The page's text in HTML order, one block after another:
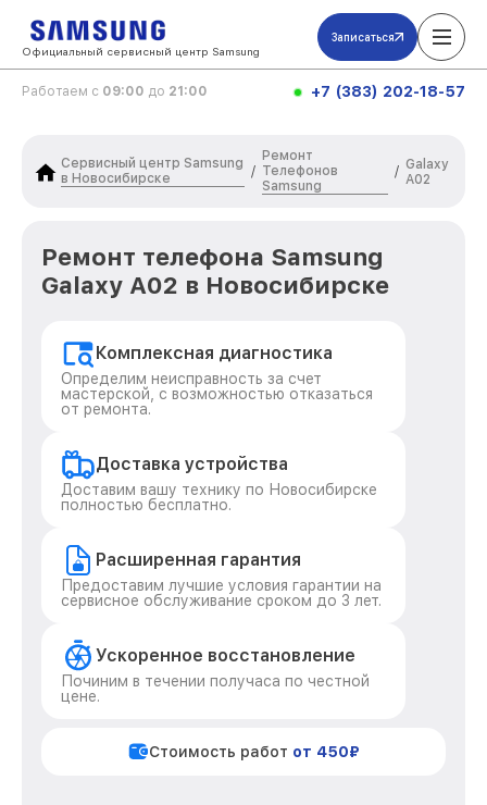
Официальный сервисный центр Samsung
Записаться
Работаем с 09:00 до 21:00 +7 (383) 202-18-57
Сервисный центр Samsung
в Новосибирске
/
Ремонт
Телефонов
Samsung
/ Galaxy
A02
Ремонт телефона Samsung
Galaxy A02 в Новосибирске
Комплексная диагностика
Определим неисправность за счет
мастерской, с возможностью отказаться
от ремонта.
Доставка устройства
Доставим вашу технику по Новосибирске
полностью бесплатно.
Расширенная гарантия
Предоставим лучшие условия гарантии на
сервисное обслуживание сроком до 3 лет.
Ускоренное восстановление
Починим в течении получаса по честной
цене.
Стоимость работ от 450₽